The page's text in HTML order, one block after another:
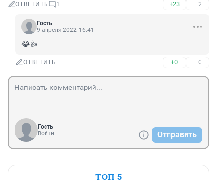
ОТВЕТИТЬ 1 +23 –2
Гость
9 апреля 2022, 16:41
😂👍
ОТВЕТИТЬ +0 –0
Гость
Войти
Отправить
ТОП 5